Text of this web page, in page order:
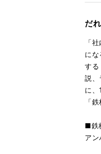
だ
「
に
する
説、
に
「
■鉄
ア